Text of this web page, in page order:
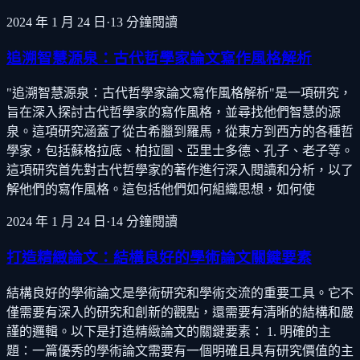
2024 年 1 月 24 日 ·13 分鐘閱讀
追溯智慧源泉：古代哲學家論文寫作風格解析
"追溯智慧源泉：古代哲學家論文寫作風格解析"是一項研究，
旨在深入探討古代哲學家的寫作風格，並尋找他們智慧的源
泉。這項研究涵蓋了從古希臘到羅馬，從東方到西方的各種哲
學家，包括蘇格拉底、柏拉圖、亞里士多德、孔子、老子等。
這項研究首先對古代哲學家的著作進行深入閱讀和分析，以了
解他們的寫作風格。這包括他們如何組織思想，如何使
2024 年 1 月 24 日 ·14 分鐘閱讀
打造精緻論文：結構良好的學術論文關鍵要素
結構良好的學術論文是學術研究和學術交流的重要工具。它不
僅需要有深入的研究和創新的觀點，還需要有清晰的結構和嚴
謹的邏輯。以下是打造精緻論文的關鍵要素： 1. 明確的主
題：一篇優秀的學術論文需要有一個明確且具有研究價值的主